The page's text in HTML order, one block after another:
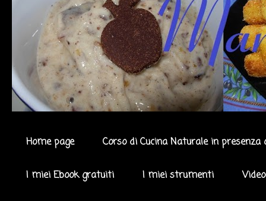
Home page Corso di Cucina Naturale in presenza
I miei Ebook gratuiti I miei strumenti